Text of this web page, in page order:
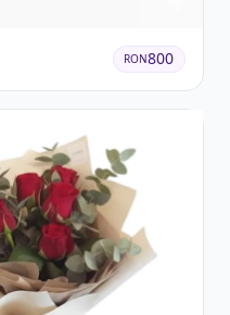
RON800